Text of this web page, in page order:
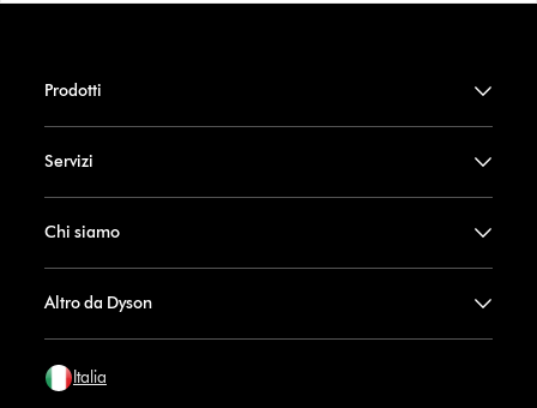
Prodotti
Servizi
Chi siamo
Altro da Dyson
Italia